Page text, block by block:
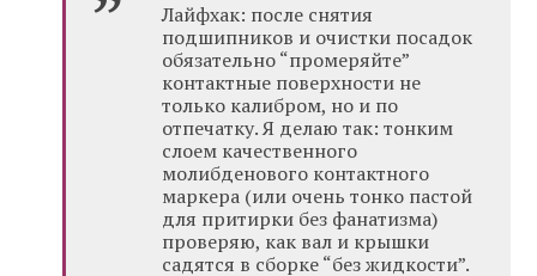
Лайфхак: после снятия
подшипников и очистки посадок
обязательно “промеряйте”
контактные поверхности не
только калибром, но и по
отпечатку. Я делаю так: тонким
слоем качественного
молибденового контактного
маркера (или очень тонко пастой
для притирки без фанатизма)
проверяю, как вал и крышки
садятся в сборке “без жидкости”.